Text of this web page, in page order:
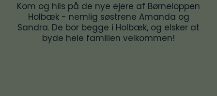
Kom og hils på de nye ejere af Børneloppen
Holbæk - nemlig søstrene Amanda og
Sandra. De bor begge i Holbæk, og elsker at
byde hele familien velkommen!